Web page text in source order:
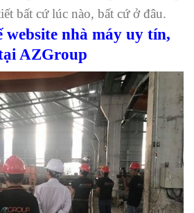
bất cứ lúc nào, bất cứ ở đâu.
nhà máy uy tín,
AZGroup